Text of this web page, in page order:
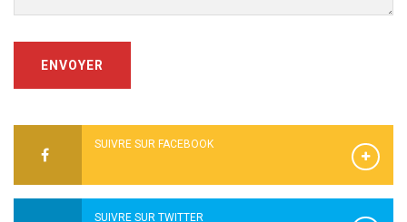
ENVOYER
SUIVRE SUR FACEBOOK
SUIVRE SUR TWITTER